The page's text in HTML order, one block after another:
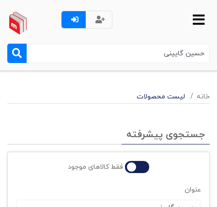
خانه لیست محصولات
جستجوی پیشرفته
فقط کالاهای موجود
عنوان